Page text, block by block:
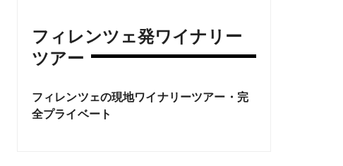
フィレンツェ発ワイナリー
ツアー
フィレンツェの現地ワイナリーツアー・完
全プライベート